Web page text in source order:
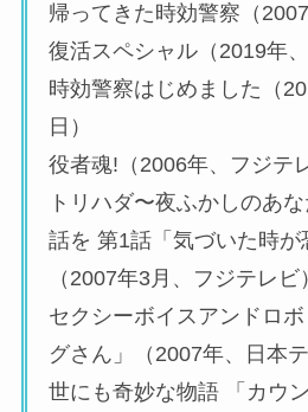
帰ってきた時効警察（
復活スペシャル（2019年、
時効警察はじめました（
日）
役者魂!（2006年、フジテ
トリハダ〜夜ふかしのあ
話を 第1話「気づいた時が
（2007年3月、フジテレビ）
セクシーボイスアンドロ
グさん」（2007年、日本テ
世にも奇妙な物語 「カウ